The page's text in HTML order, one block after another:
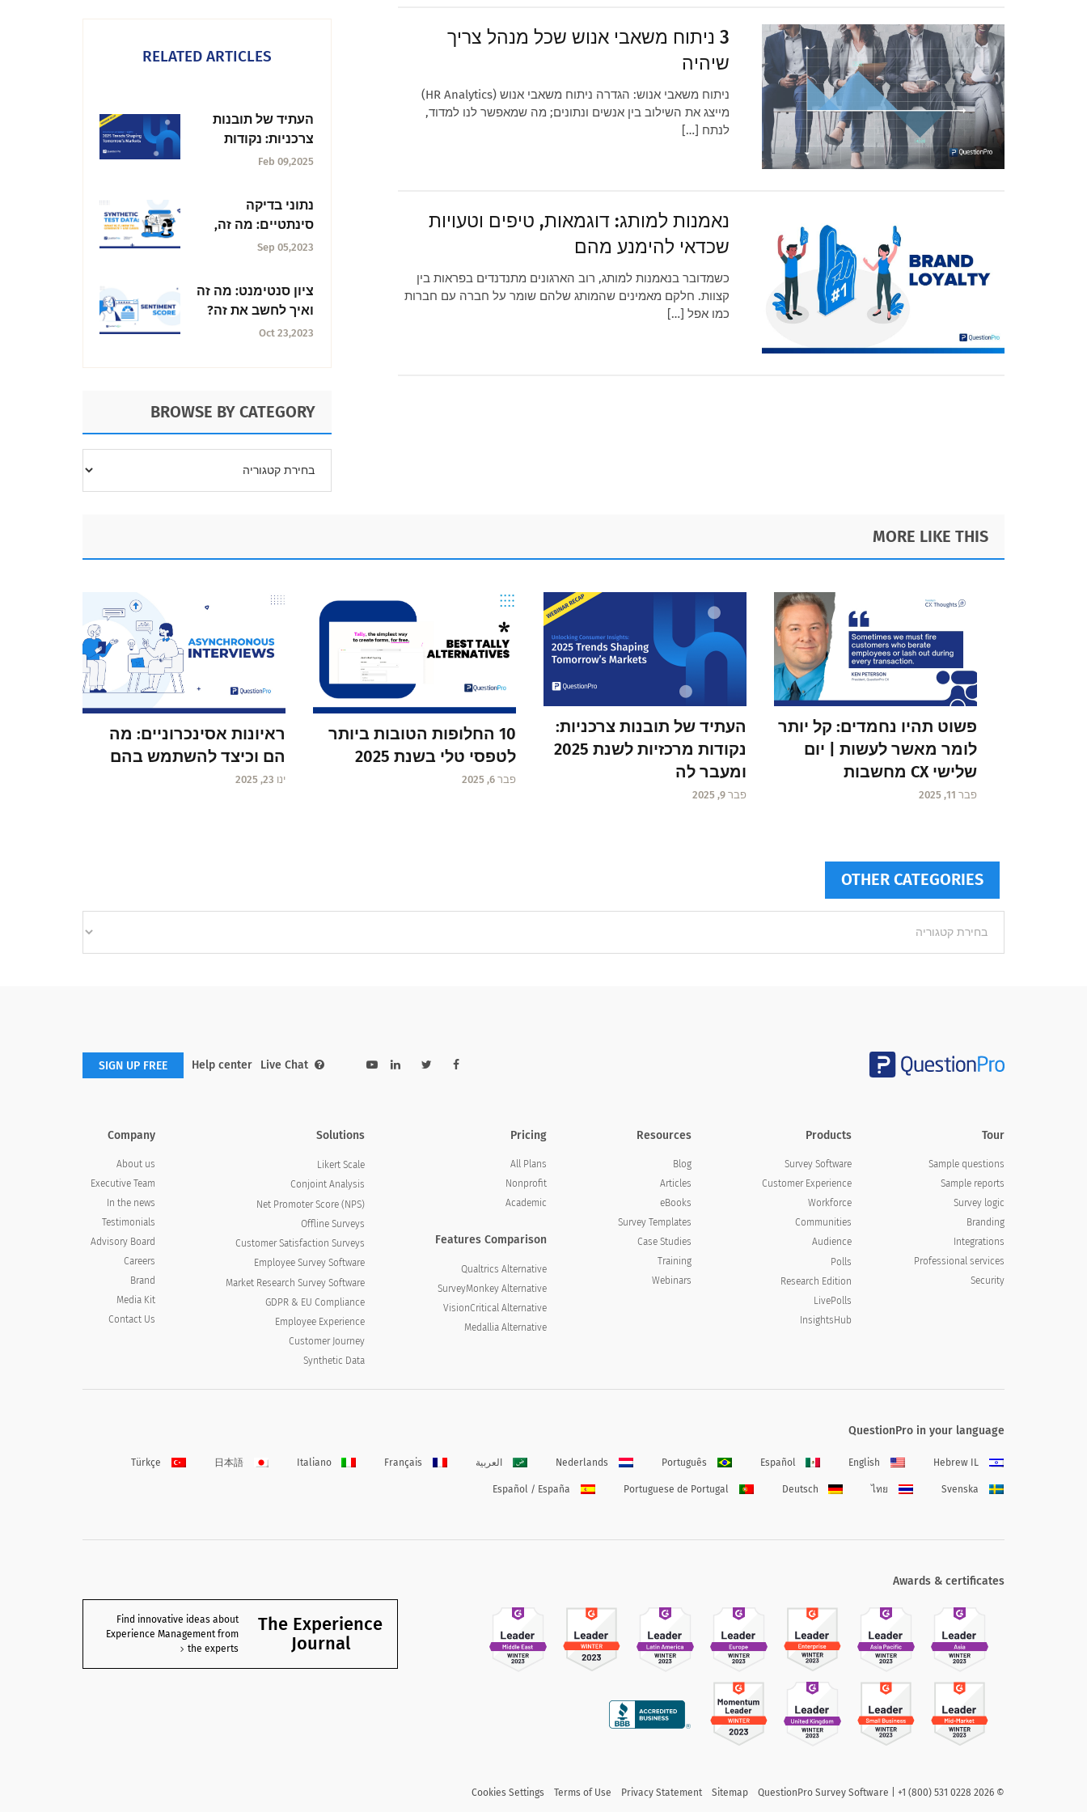
3 ניתוח משאבי אנוש שכל מנהל צריך
שיהיה
ניתוח משאבי אנוש: הגדרה ניתוח משאבי אנוש (HR Analytics)
מייצג את השילוב בין אנשים ונתונים; מה שמאפשר לנו למדוד,
לנתח […]
נאמנות למותג: דוגמאות, טיפים וטעויות
שכדאי להימנע מהם
כשמדובר בנאמנות למותג, רוב הארגונים מתנדנדים בפראות בין
קצוות. חלקם מאמינים שהמותג שלהם שומר על חברה עם חברות
כמו אפל […]
RELATED ARTICLES
העתיד של תובנות
צרכניות: נקודות
Feb 09,2025
נתוני בדיקה
סינתטיים: מה זה,
כיצד ליצור + מקרי
Sep 05,2023
ציון סנטימנט: מה זה
ואיך לחשב את זה?
Oct 23,2023
BROWSE BY CATEGORY
CATEGORY
MORE LIKE THIS
פשוט תהיו נחמדים: קל יותר
לומר מאשר לעשות | יום
שלישי CX מחשבות
פבר 11, 2025
העתיד של תובנות צרכניות:
נקודות מרכזיות לשנת 2025
ומעבר לה
פבר 9, 2025
10 החלופות הטובות ביותר
לטפסי טלי בשנת 2025
פבר 6, 2025
ראיונות אסינכרוניים: מה
הם וכיצד להשתמש בהם
ינו 23, 2025
OTHER CATEGORIES
categories
Help center Live Chat
SIGN UP FREE
Tour
Sample questions
Sample reports
Survey logic
Branding
Integrations
Professional services
Security
Products
Survey Software
Customer Experience
Workforce
Communities
Audience
Polls
Research Edition
LivePolls
InsightsHub
Resources
Blog
Articles
eBooks
Survey Templates
Case Studies
Training
Webinars
Pricing
All Plans
Nonprofit
Academic
Features Comparison
Qualtrics Alternative
SurveyMonkey Alternative
VisionCritical Alternative
Medallia Alternative
Solutions
Likert Scale
Conjoint Analysis
Net Promoter Score (NPS)
Offline Surveys
Customer Satisfaction Surveys
Employee Survey Software
Market Research Survey Software
GDPR & EU Compliance
Employee Experience
Customer Journey
Synthetic Data
Company
About us
Executive Team
In the news
Testimonials
Advisory Board
Careers
Brand
Media Kit
Contact Us
QuestionPro in your language
Hebrew IL
English
Español
Português
Nederlands العربية Français
Italiano
日本語
Türkçe
Svenska
ไทย
Deutsch
Portuguese de Portugal
Español / España
Awards & certificates
The Experience
Journal
Find innovative ideas about
Experience Management from
the experts
©
2026
Sitemap
Privacy Statement
Terms of Use
Cookies Settings